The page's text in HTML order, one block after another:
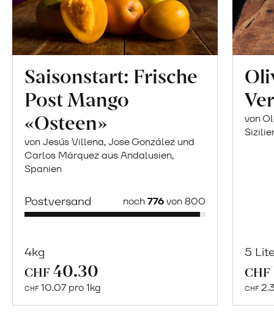
Saisonstart: Frische
Post Mango
«Osteen»
von Jesús Villena, Jose González und
Carlos Márquez aus Andalusien,
Spanien
Postversand noch776von 800
4kg
CHF 40.30
CHF 10.07 pro 1kg
Naturbelassene
von
5
CHF
CHF